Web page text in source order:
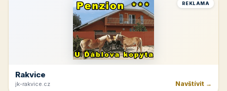
REKLAMA
Rakvice
jk-rakvice.cz Navštívit →